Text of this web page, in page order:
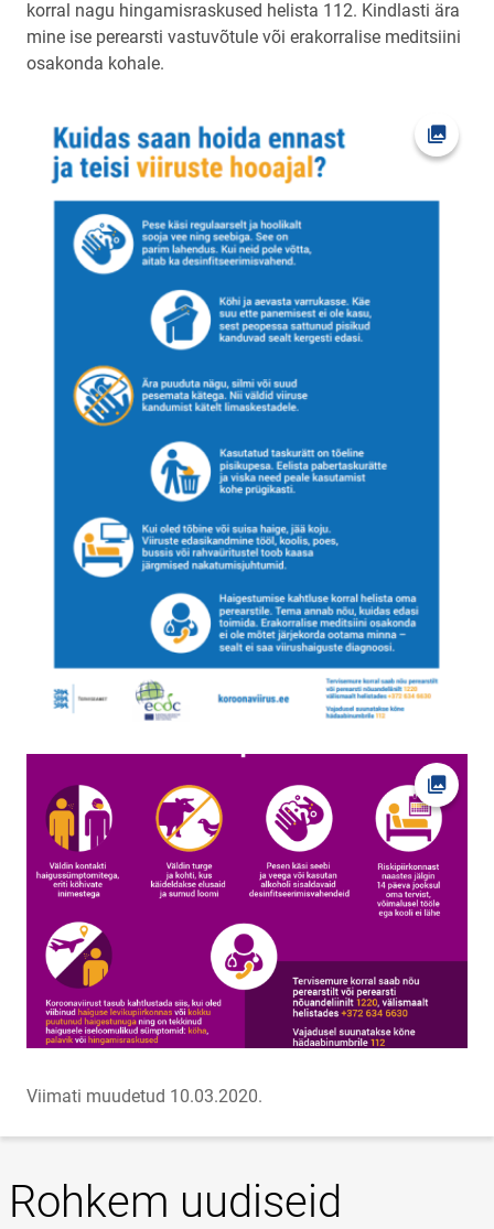
korral nagu hingamisraskused helista 112. Kindlasti ära
mine ise perearsti vastuvõtule või erakorralise meditsiini
osakonda kohale.
Ava
Ava
Viimati muudetud 10.03.2020.
Rohkem uudiseid